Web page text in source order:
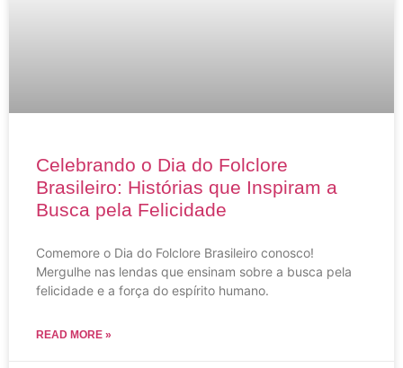
Celebrando o Dia do Folclore
Brasileiro: Histórias que Inspiram a
Busca pela Felicidade
Comemore o Dia do Folclore Brasileiro conosco!
Mergulhe nas lendas que ensinam sobre a busca pela
felicidade e a força do espírito humano.
READ MORE »